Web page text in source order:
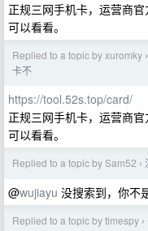
正规三网手机卡，运营商
可以看看。
Replied to a topic by xuromky ›
卡不
https://tool.52s.top/card/
正规三网手机卡，运营商
可以看看。
Replied to a topic by Sam52 ›
@wujiayu 没搜索到，你不
Replied to a topic by timespy ›